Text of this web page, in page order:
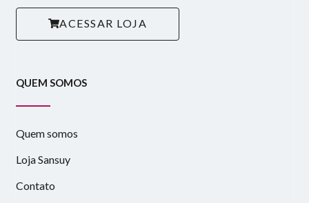
ACESSAR LOJA
QUEM SOMOS
Quem somos
Loja Sansuy
Contato